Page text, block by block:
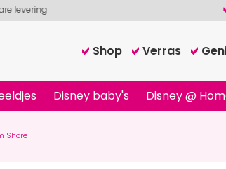
Hoogwaardige
Shop Verras
Disney baby's Disney @
Shore